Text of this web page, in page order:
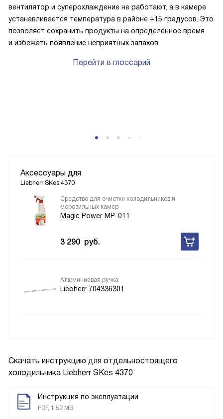
Скачать инструкцию для отдельностоящего
холодильника Liebherr SKes 4370
Инструкция по эксплуатации
PDF, 1.52 MB
вентилятор и суперохлаждение не работают, а в камере
устанавливается температура в районе +15 градусов. Это
позволяет сохранить продукты на определённое время
и избежать появление неприятных запахов.
Перейти в глоссарий
Аксессуары для
Liebherr SKes 4370
Средство для очистки холодильников и
морозильных камер
Magic Power MP-011
3 290 руб.
Алюминиевая ручка
Liebherr 704336301